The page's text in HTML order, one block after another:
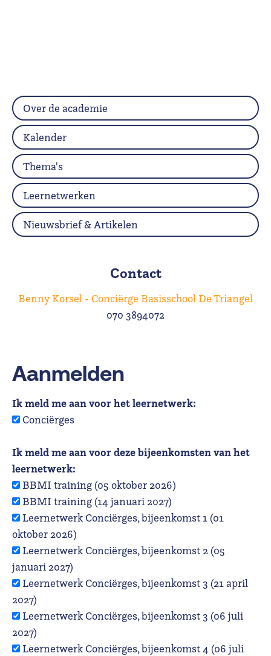
Aanmelden
Ik meld me aan voor het leernetwerk:
Conciërges
Ik meld me aan voor deze bijeenkomsten van het
leernetwerk:
BBMI training (05 oktober 2026)
BBMI training (14 januari 2027)
Leernetwerk Conciërges, bijeenkomst 1 (01
oktober 2026)
Leernetwerk Conciërges, bijeenkomst 2 (05
januari 2027)
Leernetwerk Conciërges, bijeenkomst 3 (21 april
2027)
Leernetwerk Conciërges, bijeenkomst 3 (06 juli
2027)
Leernetwerk Conciërges, bijeenkomst 4 (06 juli
Over de academie
Kalender
Thema's
Leernetwerken
Nieuwsbrief & Artikelen
Contact
Benny Korsel - Conciërge Basisschool De Triangel
070 3894072